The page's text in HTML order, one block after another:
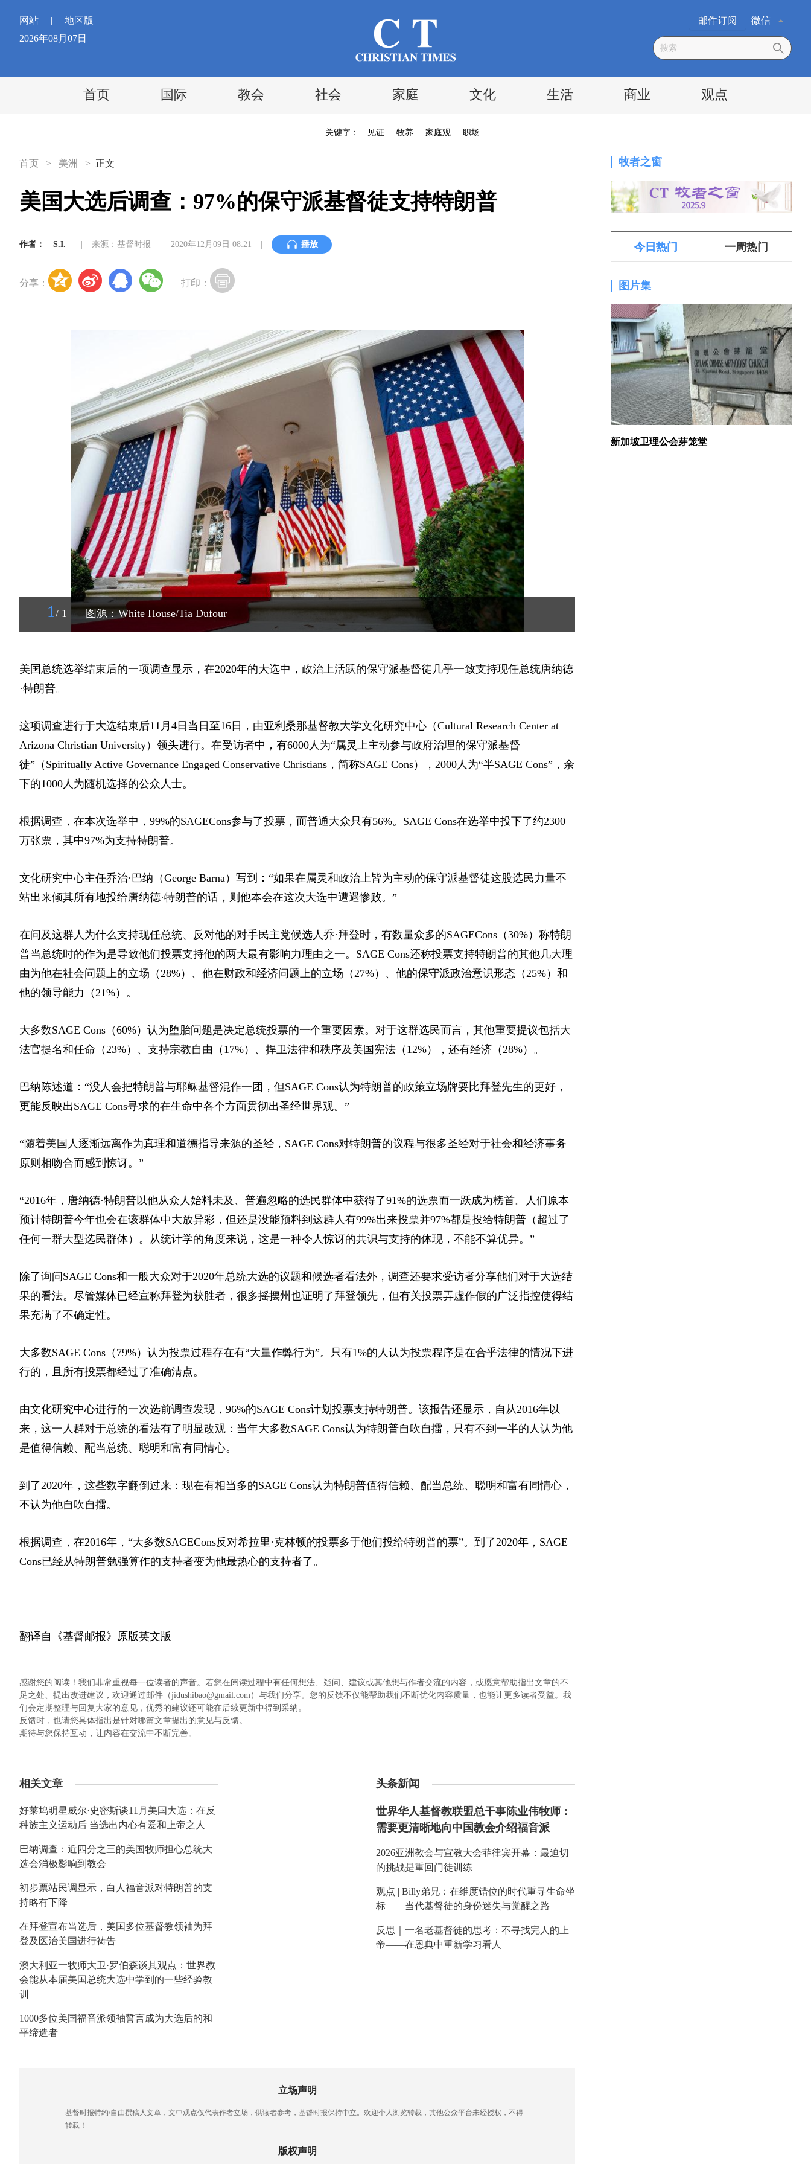
网站 |
地区版
2026年08月07日
微信
邮件订阅
首页 国际 教会 社会 家庭 文化 生活 商业 观点
关键字： 见证 牧养 家庭观 职场
首页 > 美洲 > 正文
美国大选后调查：97%的保守派基督徒支持特朗普
作者： S.I. 来源：基督时报 2020年12月09日 08:21 播放
分享： 打印：
1 / 1 图源：White House/Tia Dufour
美国总统选举结束后的一项调查显示，在2020年的大选中，政治上活跃的保守派基督徒几乎一致支持现任总统唐纳德
·特朗普。
这项调查进行于大选结束后11月4日当日至16日，由亚利桑那基督教大学文化研究中心 （Cultural Research Center at
Arizona Christian University） 领头进行。在受访者中，有6000人为“属灵上主动参与政府治理的保守派基督
徒” （Spiritually Active Governance Engaged Conservative Christians，简称SAGE Cons）
，2000人为“半SAGE Cons”，余
下的1000人为随机选择的公众人士。
根据调查，在本次选举中，99%的SAGECons参与了投票，而普通大众只有56%。SAGE Cons在选举中投下了约2300
万张票，其中97%为支持特朗普。
文化研究中心主任乔治·巴纳 （George Barna） 写到：“如果在属灵和政治上皆为主动的保守派基督徒这股选民力量不
站出来倾其所有地投给唐纳德·特朗普的话，则他本会在这次大选中遭遇惨败。”
在问及这群人为什么支持现任总统、反对他的对手民主党候选人乔·拜登时，有数量众多的SAGECons（30%）称特朗
普当总统时的作为是导致他们投票支持他的两大最有影响力理由之一。SAGE Cons还称投票支持特朗普的其他几大理
由为他在社会问题上的立场（28%）、他在财政和经济问题上的立场（27%）、他的保守派政治意识形态（25%）和
他的领导能力（21%）。
大多数SAGE Cons（60%）认为堕胎问题是决定总统投票的一个重要因素。对于这群选民而言，其他重要提议包括大
法官提名和任命（23%）、支持宗教自由（17%）、捍卫法律和秩序及美国宪法（12%），还有经济（28%）。
巴纳陈述道：“没人会把特朗普与耶稣基督混作一团，但SAGE Cons认为特朗普的政策立场牌要比拜登先生的更好，
更能反映出SAGE Cons寻求的在生命中各个方面贯彻出圣经世界观。”
“随着美国人逐渐远离作为真理和道德指导来源的圣经，SAGE Cons对特朗普的议程与很多圣经对于社会和经济事务
原则相吻合而感到惊讶。”
“2016年，唐纳德·特朗普以他从众人始料未及、普遍忽略的选民群体中获得了91%的选票而一跃成为榜首。人们原本
预计特朗普今年也会在该群体中大放异彩，但还是没能预料到这群人有99%出来投票并97%都是投给特朗普（超过了
任何一群大型选民群体）。从统计学的角度来说，这是一种令人惊讶的共识与支持的体现，不能不算优异。”
除了询问SAGE Cons和一般大众对于2020年总统大选的议题和候选者看法外，调查还要求受访者分享他们对于大选结
果的看法。尽管媒体已经宣称拜登为获胜者，很多摇摆州也证明了拜登领先，但有关投票弄虚作假的广泛指控使得结
果充满了不确定性。
大多数SAGE Cons（79%）认为投票过程存在有“大量作弊行为”。只有1%的人认为投票程序是在合乎法律的情况下进
行的，且所有投票都经过了准确清点。
由文化研究中心进行的一次选前调查发现，96%的SAGE Cons计划投票支持特朗普。该报告还显示，自从2016年以
来，这一人群对于总统的看法有了明显改观：当年大多数SAGE Cons认为特朗普自吹自擂，只有不到一半的人认为他
是值得信赖、配当总统、聪明和富有同情心。
到了2020年，这些数字翻倒过来：现在有相当多的SAGE Cons认为特朗普值得信赖、配当总统、聪明和富有同情心，
不认为他自吹自擂。
根据调查，在2016年，“大多数SAGECons反对希拉里·克林顿的投票多于他们投给特朗普的票”。到了2020年，SAGE
Cons已经从特朗普勉强算作的支持者变为他最热心的支持者了。
翻译自《基督邮报》原版英文版
感谢您的阅读！我们非常重视每一位读者的声音。若您在阅读过程中有任何想法、疑问、建议或其他想与作者交流的内容，或愿意帮助指出文章的不
足之处、提出改进建议，欢迎通过邮件（jidushibao@gmail.com）与我们分享。您的反馈不仅能帮助我们不断优化内容质量，也能让更多读者受益。我
们会定期整理与回复大家的意见，优秀的建议还可能在后续更新中得到采纳。
反馈时，也请您具体指出是针对哪篇文章提出的意见与反馈。
期待与您保持互动，让内容在交流中不断完善。
相关文章
好莱坞明星威尔·史密斯谈11月美国大选：在反
种族主义运动后 当选出内心有爱和上帝之人
巴纳调查：近四分之三的美国牧师担心总统大
选会消极影响到教会
初步票站民调显示，白人福音派对特朗普的支
持略有下降
在拜登宣布当选后，美国多位基督教领袖为拜
登及医治美国进行祷告
澳大利亚一牧师大卫·罗伯森谈其观点：世界教
会能从本届美国总统大选中学到的一些经验教
训
1000多位美国福音派领袖誓言成为大选后的和
平缔造者
头条新闻
世界华人基督教联盟总干事陈业伟牧师：
需要更清晰地向中国教会介绍福音派
2026亚洲教会与宣教大会菲律宾开幕：最迫切
的挑战是重回门徒训练
观点 | Billy弟兄：在维度错位的时代重寻生命坐
标——当代基督徒的身份迷失与觉醒之路
反思｜一名老基督徒的思考：不寻找完人的上
帝——在恩典中重新学习看人
立场声明
基督时报特约/自由撰稿人文章，文中观点仅代表作者立场，供读者参考，基督时报保持中立。欢迎个人浏览转载，其他公众平台未经授权，不得
转载！
版权声明
牧者之窗
今日热门 一周热门
图片集
新加坡卫理公会芽笼堂